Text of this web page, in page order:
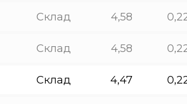
Склад 4,58
Склад 4,58
Склад 4,47